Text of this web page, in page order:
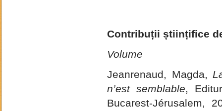
Contribuții științifice
Volume
Jeanrenaud, Magda,
n’est semblable,
Bucarest-Jérusalem,